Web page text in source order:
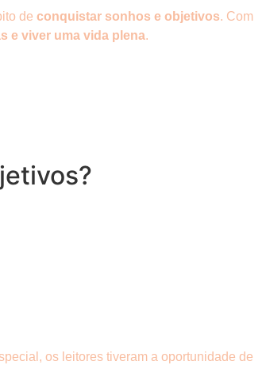
de conquistar sonhos e objetivos. Com
e viver uma vida plena.
os leitores tiveram a oportunidade de